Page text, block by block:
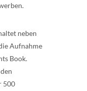
neben
Aufnahme
Book.
500